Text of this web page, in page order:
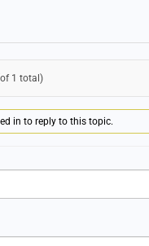
1 total)
in to reply to this topic.